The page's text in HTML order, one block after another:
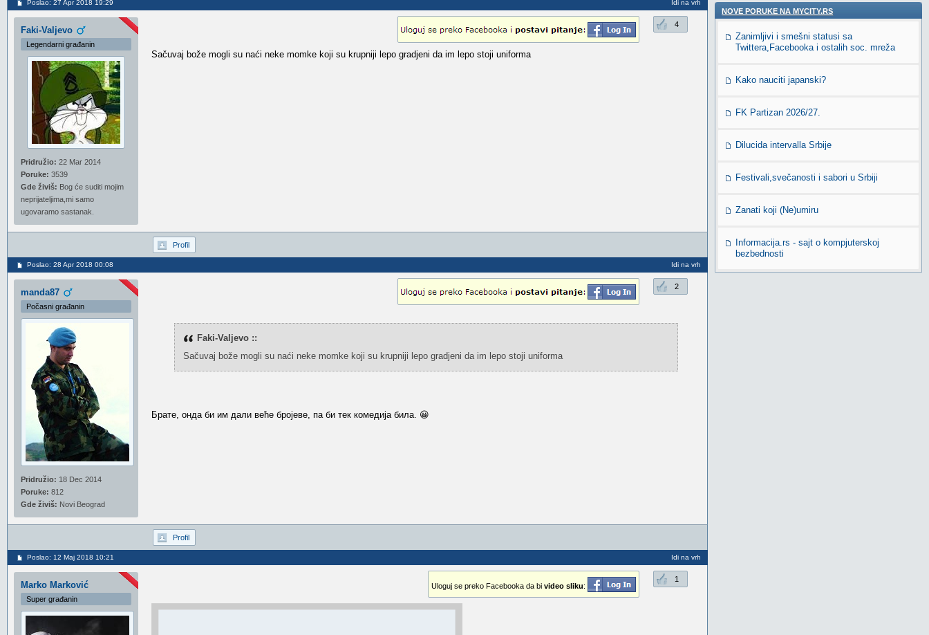
Poslao: 27 Apr 2018 19:29 Idi na vrh
Faki-Valjevo
Legendarni građanin
Pridružio: 22 Mar 2014
Poruke: 3539
Gde živiš: Bog će suditi mojim
neprijateljima,mi samo
ugovaramo sastanak.
4
Sačuvaj bože mogli su naći neke momke koji su krupniji lepo gradjeni da im lepo stoji uniforma
Profil
Poslao: 28 Apr 2018 00:08 Idi na vrh
manda87
Počasni građanin
Pridružio: 18 Dec 2014
Poruke: 812
Gde živiš: Novi Beograd
2
Faki-Valjevo ::
Sačuvaj bože mogli su naći neke momke koji su krupniji lepo gradjeni da im lepo stoji uniforma
Брате, онда би им дали веће бројеве, па би тек комедија била. 😀
Profil
Poslao: 12 Maj 2018 10:21 Idi na vrh
Marko Marković
Super građanin
1
Uloguj se preko Facebooka da bi video sliku:
NOVE PORUKE NA MYCITY.RS
Zanimljivi i smešni statusi sa
Twittera,Facebooka i ostalih soc. mreža
Kako nauciti japanski?
FK Partizan 2026/27.
Dilucida intervalla Srbije
Festivali,svečanosti i sabori u Srbiji
Zanati koji (Ne)umiru
Informacija.rs - sajt o kompjuterskoj
bezbednosti